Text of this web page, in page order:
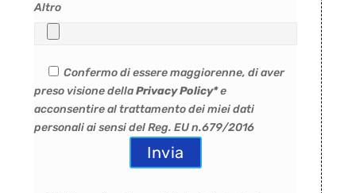
Altro
Confermo di essere maggiorenne, di aver
preso visione dellaPrivacy Policy*e
acconsentire al trattamento dei miei dati
personali ai sensi del Reg. EU n.679/2016